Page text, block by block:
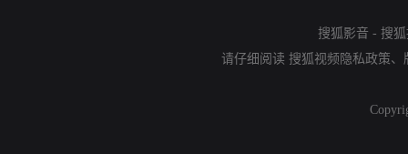
搜狐影音 - 搜
请仔细阅读 搜狐视频隐私政策、